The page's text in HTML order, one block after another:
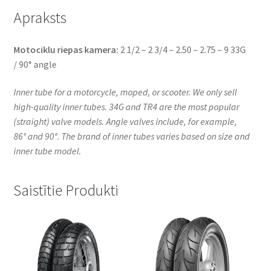
90°
daudzums
Apraksts
Motociklu riepas kamera: 2 1/2 – 2 3/4 – 2.50 – 2.75 – 9 33G
/ 90° angle
Inner tube for a motorcycle, moped, or scooter. We only sell
high-quality inner tubes. 34G and TR4 are the most popular
(straight) valve models. Angle valves include, for example,
86° and 90°. The brand of inner tubes varies based on size and
inner tube model.
Saistītie Produkti